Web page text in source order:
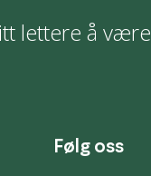
lettere å være
Følg oss